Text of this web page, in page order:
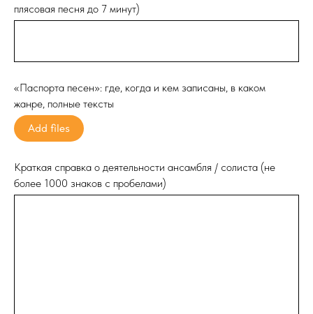
плясовая песня до 7 минут)
«Паспорта песен»: где, когда и кем записаны, в каком
жанре, полные тексты
Add files
Краткая справка о деятельности ансамбля / солиста (не
более 1000 знаков с пробелами)